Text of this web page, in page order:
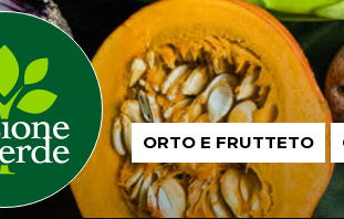
Passione
in ORTO E FRUTTETO